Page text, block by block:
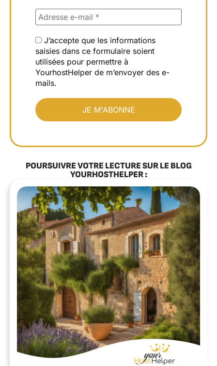
J’accepte que les informations
saisies dans ce formulaire soient
utilisées pour permettre à
YourhostHelper de m’envoyer des e-
mails.
POURSUIVRE VOTRE LECTURE SUR LE BLOG
YOURHOSTHELPER :